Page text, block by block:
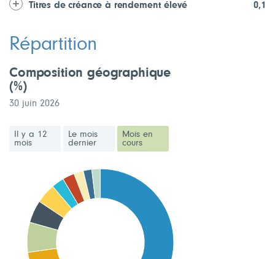
Titres de créance à rendement élevé 0,1
Répartition
Composition géographique
(%)
30 juin 2026
Il y a 12
mois
Le mois
dernier
Mois en
cours